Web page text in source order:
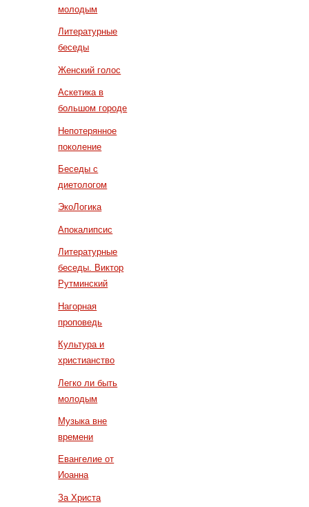
молодым
Литературные
беседы
Женский голос
Аскетика в
большом городе
Непотерянное
поколение
Беседы с
диетологом
ЭкоЛогика
Апокалипсис
Литературные
беседы. Виктор
Рутминский
Нагорная
проповедь
Культура и
христианство
Легко ли быть
молодым
Музыка вне
времени
Евангелие от
Иоанна
За Христа